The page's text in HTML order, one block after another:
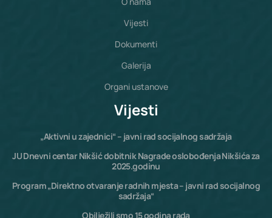
Vijesti
Dokumenti
Galerija
Organi ustanove
Vijesti
„Aktivni u zajednici“ – javni rad socijalnog sadržaja
JU Dnevni centar Nikšić dobitnik Nagrade oslobođenja Nikšića za
2025.godinu
Program „Direktno otvaranje radnih mjesta – javni rad socijalnog
sadržaja“
Obilježili smo 15 godina rada